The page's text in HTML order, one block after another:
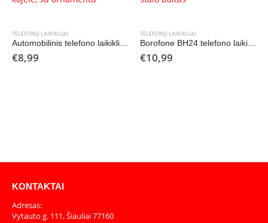
TELEFONŲ LAIKIKLIAI
Automobilinis telefono laikiklis CPH-17, lanksti kojelė, su ornamentu
€8,99
TELEFONŲ LAIKIKLIAI
Borofone BH24 telefono laikiklis tvirtinamas prie stalo baltas
€10,99
KONTAKTAI
Adresas:
Vytauto g. 111, Šiauliai 77160